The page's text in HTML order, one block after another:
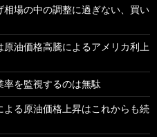
場の中の調整に過ぎない、買い
油価格高騰によるアメリカ利上
率を監視するのは無駄
る原油価格上昇はこれからも続